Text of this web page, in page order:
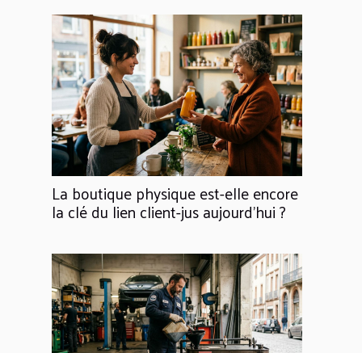
La boutique physique est-elle encore
la clé du lien client-jus aujourd'hui ?